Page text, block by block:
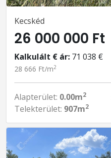
Kecskéd
26 000 000 Ft
Kalkulált € ár: 71 038 €
28 666 Ft/m2
Alapterület: 0.00m2
Telekterület: 907m2